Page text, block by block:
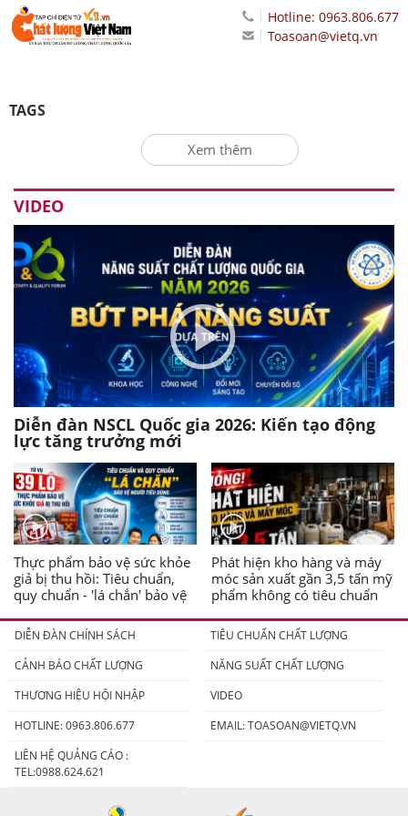
Hotline: 0963.806.677
Toasoan@vietq.vn
TAGS
Xem thêm
VIDEO
Diễn đàn NSCL Quốc gia 2026: Kiến tạo động
lực tăng trưởng mới
Thực phẩm bảo vệ sức khỏe
giả bị thu hồi: Tiêu chuẩn,
quy chuẩn - 'lá chắn' bảo vệ
Phát hiện kho hàng và máy
móc sản xuất gần 3,5 tấn mỹ
phẩm không có tiêu chuẩn
DIỄN ĐÀN CHÍNH SÁCH
TIÊU CHUẨN CHẤT LƯỢNG
CẢNH BÁO CHẤT LƯỢNG
NĂNG SUẤT CHẤT LƯỢNG
THƯƠNG HIỆU HỘI NHẬP
VIDEO
HOTLINE: 0963.806.677
EMAIL:TOASOAN@VIETQ.VN
LIÊN HỆ QUẢNG CÁO :
TEL:0988.624.621